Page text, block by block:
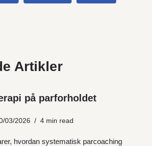
Artikler
på parforholdet
03/2026 4 min read
hvordan systematisk parcoaching